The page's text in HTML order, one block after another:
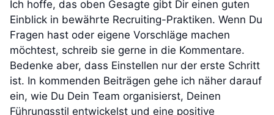
Ich hoffe, das oben Gesagte gibt Dir einen guten
Einblick in bewährte Recruiting-Praktiken. Wenn Du
Fragen hast oder eigene Vorschläge machen
möchtest, schreib sie gerne in die Kommentare.
Bedenke aber, dass Einstellen nur der erste Schritt
ist. In kommenden Beiträgen gehe ich näher darauf
ein, wie Du Dein Team organisierst, Deinen
Führungsstil entwickelst und eine positive